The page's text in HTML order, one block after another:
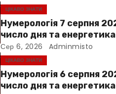
ЦІКАВО ЗНАТИ
Нумерологія 7 серпня
число дня та енергетика
Сер 6, 2026 Adminmisto
ЦІКАВО ЗНАТИ
Нумерологія 6 серпня
число дня та енергетика